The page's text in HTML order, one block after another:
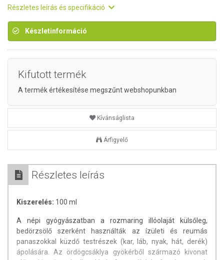
Részletes leírás és specifikáció
Készletinformáció
Kifutott termék
A termék értékesítése megszűnt webshopunkban
Kívánságlista
Árfigyelő
Részletes leírás
Kiszerelés: 100 ml
A népi gyógyászatban a rozmaring illóolaját külsőleg,
bedörzsölő szerként használták az ízületi és reumás
panaszokkal küzdő testrészek (kar, láb, nyak, hát, derék)
ápolására. Az ördögcsáklya gyökérből származó kivonat